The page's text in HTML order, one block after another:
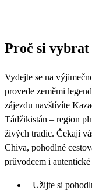
Proč si
Vydejte se na
provede zeměmi
zájezdu navštívíte
Tádžikistán – region
živých tradic. Čekají
Chiva, pohodlné
průvodcem i
Užijte si